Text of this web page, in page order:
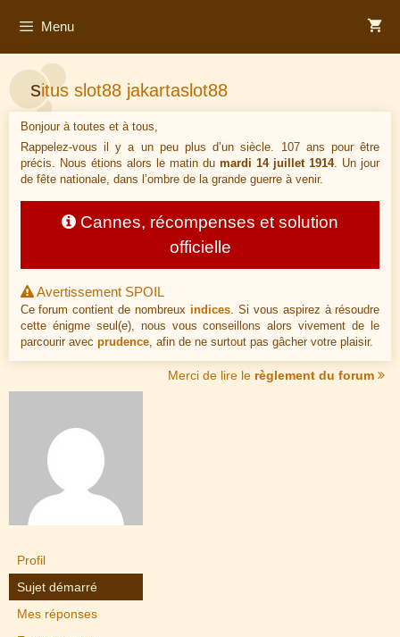
Menu
situs slot88 jakartaslot88
Bonjour à toutes et à tous,
Rappelez-vous il y a un peu plus d’un siècle. 107 ans pour être
précis. Nous étions alors le matin dumardi 14 juillet 1914. Un jour
de fête nationale, dans l’ombre de la grande guerre à venir.
Cannes, récompenses et solution
officielle
Avertissement SPOIL
Ce forum contient de nombreux indices . Si vous aspirez à résoudre
cette énigme seul(e), nous vous conseillons alors vivement de le
parcourir avec prudence, afin de ne surtout pas gâcher votre plaisir.
Merci de lire le règlement du forum
Profil
Sujet démarré
Mes réponses